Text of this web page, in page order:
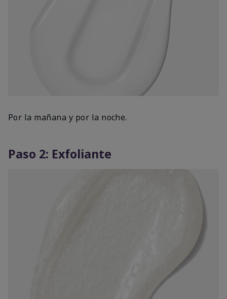
Por la mañana y por la noche.
Paso 2: Exfoliante